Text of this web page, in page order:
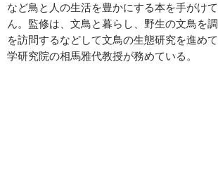
など鳥と人の生活を豊かにする本を手がけ
ん。監修は、文鳥と暮らし、野生の文鳥を
を訪問するなどして文鳥の生態研究を進め
学研究院の相馬雅代教授が務めている。